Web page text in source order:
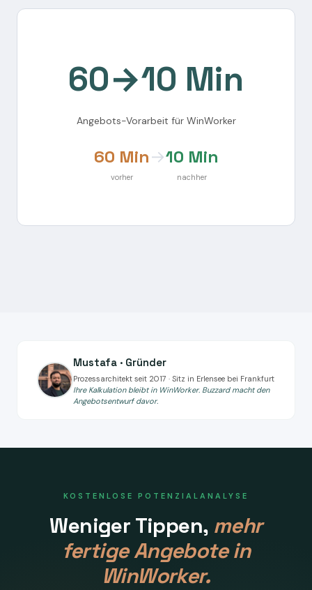
60→10 Min
Angebots-Vorarbeit für WinWorker
60 Min
vorher
→10 Min
nachher
Mustafa · Gründer
Prozessarchitekt seit 2017 · Sitz in Erlensee bei Frankfurt
Ihre Kalkulation bleibt in WinWorker. Buzzard macht den
Angebotsentwurf davor.
KOSTENLOSE POTENZIALANALYSE
Weniger Tippen, mehr
fertige Angebote in
WinWorker.